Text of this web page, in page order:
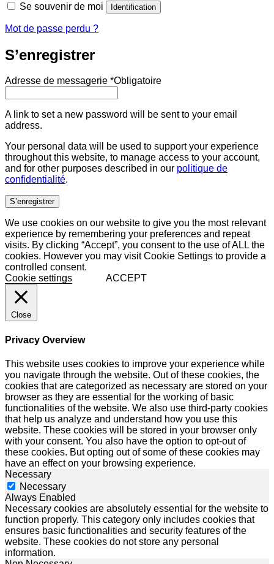
Se souvenir de moi Identification
Mot de passe perdu ?
S’enregistrer
Adresse de messagerie *Obligatoire
A link to set a new password will be sent to your email
address.
Your personal data will be used to support your experience
throughout this website, to manage access to your account,
and for other purposes described in our politique de
confidentialité.
S’enregistrer
We use cookies on our website to give you the most relevant
experience by remembering your preferences and repeat
visits. By clicking “Accept”, you consent to the use of ALL the
cookies. However you may visit Cookie Settings to provide a
controlled consent.
Cookie settings
ACCEPT
Close
Privacy Overview
This website uses cookies to improve your experience while
you navigate through the website. Out of these cookies, the
cookies that are categorized as necessary are stored on your
browser as they are essential for the working of basic
functionalities of the website. We also use third-party cookies
that help us analyze and understand how you use this
website. These cookies will be stored in your browser only
with your consent. You also have the option to opt-out of
these cookies. But opting out of some of these cookies may
have an effect on your browsing experience.
Necessary
Necessary
Always Enabled
Necessary cookies are absolutely essential for the website to
function properly. This category only includes cookies that
ensures basic functionalities and security features of the
website. These cookies do not store any personal
information.